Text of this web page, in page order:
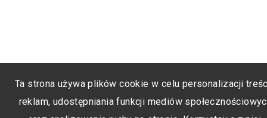
Ta strona używa plików cookie w celu personalizacji
reklam, udostępniania funkcji mediów